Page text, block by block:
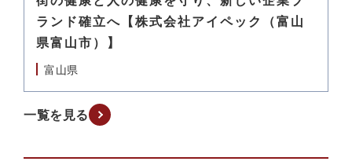
ランド確立へ【株式会社アイペック（富山
県富山市）】
富山県
一覧を見る